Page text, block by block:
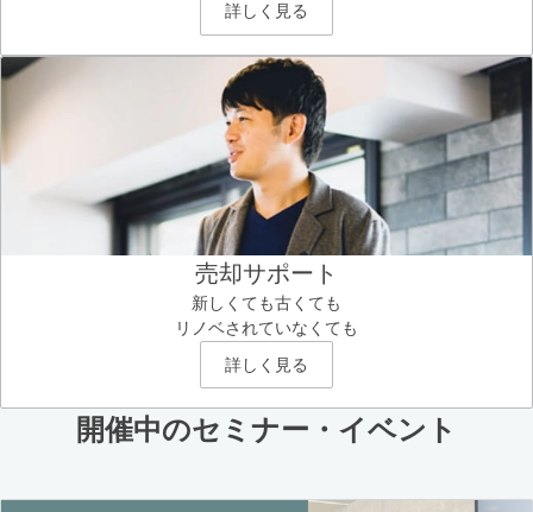
詳しく見る
売却サポート
新しくても古くても
リノベされていなくても
詳しく見る
開催中のセミナー・イベント